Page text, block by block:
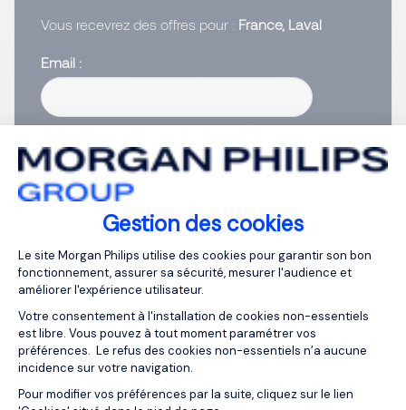
Gestion des cookies
Plateforme de Gestion du
Le site Morgan Philips utilise des cookies pour garantir son bon
fonctionnement, assurer sa sécurité, mesurer l'audience et
améliorer l'expérience utilisateur.
Votre consentement à l'installation de cookies non-essentiels
est libre. Vous pouvez à tout moment paramétrer vos
préférences. Le refus des cookies non-essentiels n’a aucune
incidence sur votre navigation.
Pour modifier vos préférences par la suite, cliquez sur le lien
Vous recevrez des offres pour : France, Laval
Email
J’ai lu et j’accepte la Politique Informatique et
Libertés.
Créer vos alertes
1